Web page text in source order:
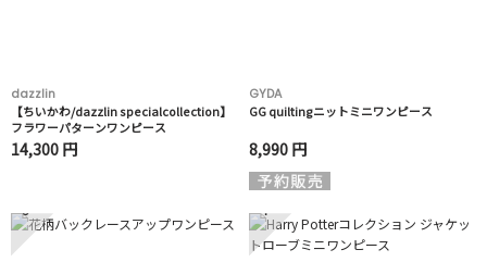
dazzlin
【ちいかわ/dazzlin specialcollection】
フラワーパターンワンピース
14,300 円
GYDA
GG quiltingニットミニワンピース
8,990 円
3 4